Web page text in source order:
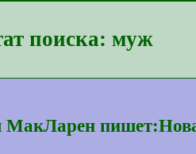
поиска: муж